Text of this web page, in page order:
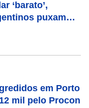
‘barato’,
puxam
em Porto
mil pelo Procon